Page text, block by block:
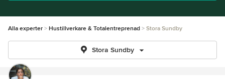
Alla experter Hustillverkare & Totalentreprenad Stora Sundby
Stora Sundby